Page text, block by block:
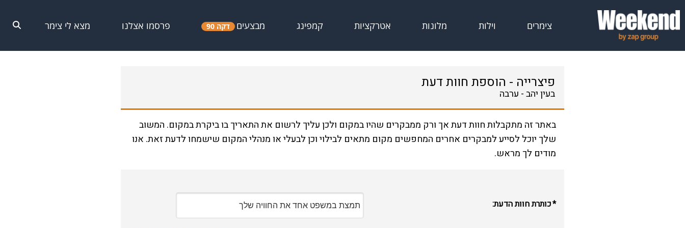
צימרים וילות מלונות אטרקציות קמפינג מבצעים דקה 90 פרסמו אצלנו מצא לי צימר
פיצרייה - הוספת חוות דעת
בעין יהב - ערבה
באתר זה מתקבלות חוות דעת אך ורק ממבקרים שהיו במקום ולכן עליך לרשום את התאריך בו ביקרת במקום. המשוב
שלך יוכל לסייע למבקרים אחרים המחפשים מקום מתאים לבילוי וכן לבעלי או מנהלי המקום שישמחו לדעת זאת. אנו
מודים לך מראש.
כותרת חוות הדעת: